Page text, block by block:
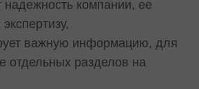
надежность компании, ее
важную информацию, для
отдельных разделов на